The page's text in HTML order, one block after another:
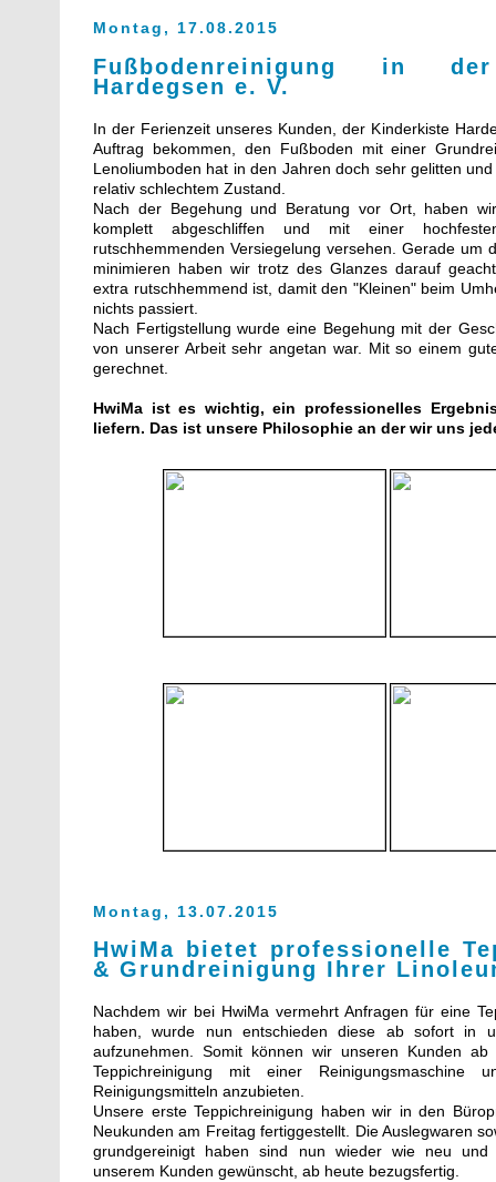
Montag, 17.08.2015
Fußbodenreinigung in
Hardegsen e. V.
In der Ferienzeit unseres Kunden, der Kinderkiste
Auftrag bekommen, den Fußboden mit einer
Lenoliumboden hat in den Jahren doch sehr gelitten
relativ schlechtem Zustand.
Nach der Begehung und Beratung vor Ort, haben
komplett abgeschliffen und mit einer
rutschhemmenden Versiegelung versehen. Gerade um
minimieren haben wir trotz des Glanzes darauf
extra rutschhemmend ist, damit den "Kleinen" beim
nichts passiert.
Nach Fertigstellung wurde eine Begehung mit der
von unserer Arbeit sehr angetan war. Mit so einem
gerechnet.
HwiMa ist es wichtig, ein professionelles
liefern. Das ist unsere Philosophie an der wir uns
Montag, 13.07.2015
HwiMa bietet professionelle
& Grundreinigung Ihrer
Nachdem wir bei HwiMa vermehrt Anfragen für eine
haben, wurde nun entschieden diese ab sofort in
aufzunehmen. Somit können wir unseren Kunden ab
Teppichreinigung mit einer Reinigungsmaschine
Reinigungsmitteln anzubieten.
Unsere erste Teppichreinigung haben wir in den
Neukunden am Freitag fertiggestellt. Die Auslegwaren
grundgereinigt haben sind nun wieder wie neu
unserem Kunden gewünscht, ab heute bezugsfertig.